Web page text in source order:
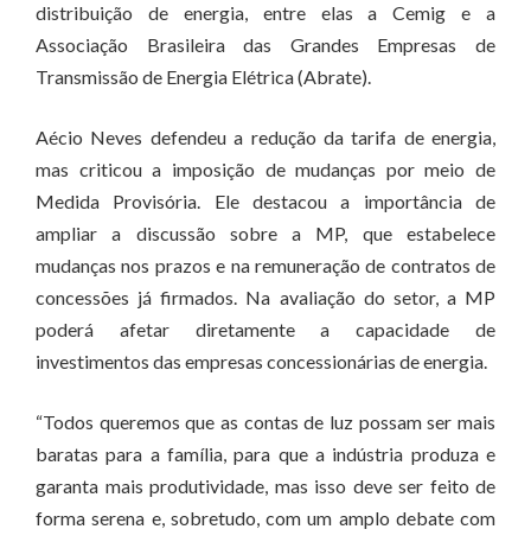
distribuição de energia, entre elas a Cemig e a
Associação Brasileira das Grandes Empresas de
Transmissão de Energia Elétrica (Abrate).
Aécio Neves defendeu a redução da tarifa de energia,
mas criticou a imposição de mudanças por meio de
Medida Provisória. Ele destacou a importância de
ampliar a discussão sobre a MP, que estabelece
mudanças nos prazos e na remuneração de contratos de
concessões já firmados. Na avaliação do setor, a MP
poderá afetar diretamente a capacidade de
investimentos das empresas concessionárias de energia.
“Todos queremos que as contas de luz possam ser mais
baratas para a família, para que a indústria produza e
garanta mais produtividade, mas isso deve ser feito de
forma serena e, sobretudo, com um amplo debate com